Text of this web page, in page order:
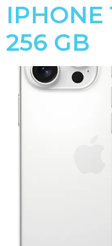
IPHONE
256 GB